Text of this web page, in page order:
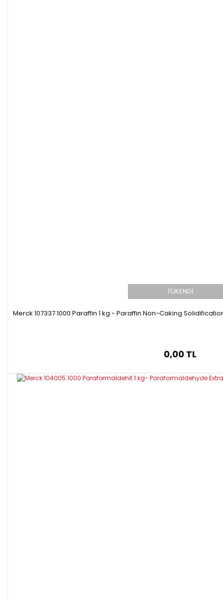
TÜKENDİ
Merck 107337.1000 Paraffin 1 kg - Paraffin Non-Caking
0,00 TL